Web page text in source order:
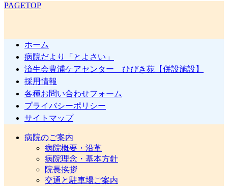
PAGETOP
ホーム
病院だより「とよさい」
済生会豊浦ケアセンター ひびき苑【併設施設】
採用情報
各種お問い合わせフォーム
プライバシーポリシー
サイトマップ
病院のご案内
病院概要・沿革
病院理念・基本方針
院長挨拶
交通と駐車場ご案内